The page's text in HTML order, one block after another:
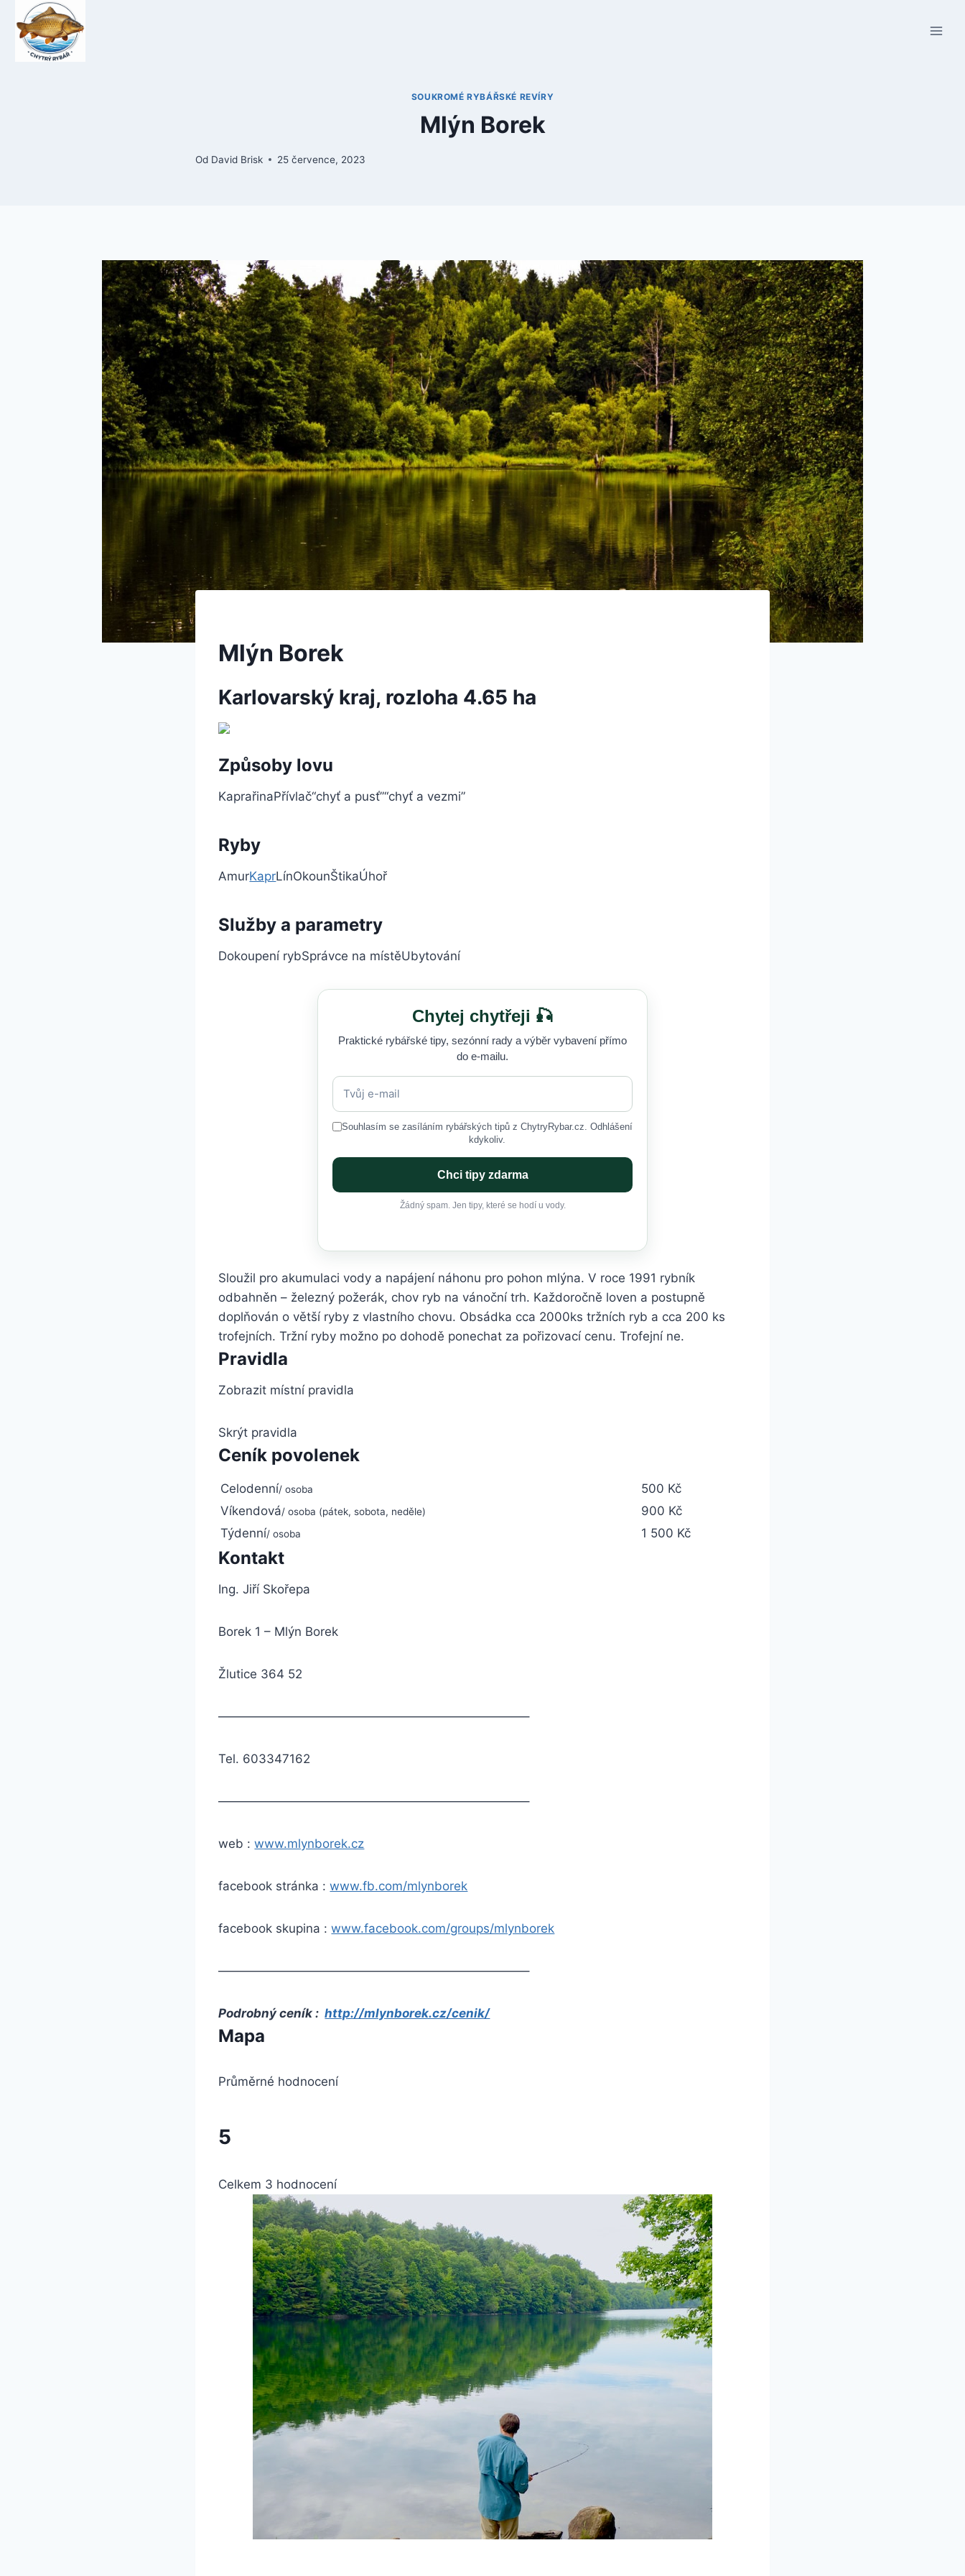
Přeskočit
obsah
SOUKROMÉ RYBÁŘSKÉ REVÍRY
Mlýn Borek
Od David Brisk 25 července, 2023
Mlýn Borek
Karlovarský kraj, rozloha 4.65 ha
Způsoby lovu
KaprařinaPřívlač“chyť a pusť”“chyť a vezmi”
Ryby
AmurKaprLínOkounŠtikaÚhoř
Služby a parametry
Dokoupení rybSprávce na místěUbytování
Chytej chytřeji 🎣
Praktické rybářské tipy, sezónní rady a výběr vybavení přímo
do e-mailu.
Souhlasím se zasíláním rybářských tipů z ChytryRybar.cz. Odhlášení
kdykoliv.
Chci tipy zdarma
Žádný spam. Jen tipy, které se hodí u vody.
Sloužil pro akumulaci vody a napájení náhonu pro pohon mlýna. V roce 1991 rybník
odbahněn – železný požerák, chov ryb na vánoční trh. Každoročně loven a postupně
doplňován o větší ryby z vlastního chovu. Obsádka cca 2000ks tržních ryb a cca 200 ks
trofejních. Tržní ryby možno po dohodě ponechat za pořizovací cenu. Trofejní ne.
Pravidla
Zobrazit místní pravidla
Skrýt pravidla
Ceník povolenek
Celodenní/ osoba
500 Kč
Víkendová/ osoba (pátek, sobota, neděle)
900 Kč
Týdenní/ osoba 1 500 Kč
Kontakt
Ing. Jiří Skořepa
Borek 1 – Mlýn Borek
Žlutice 364 52
—————————————————————————–
Tel. 603347162
—————————————————————————–
web :www.mlynborek.cz
facebook stránka :www.fb.com/mlynborek
facebook skupina :www.facebook.com/groups/mlynborek
—————————————————————————–
Podrobný ceník :http://mlynborek.cz/cenik/
Mapa
Průměrné hodnocení
5
Celkem 3 hodnocení